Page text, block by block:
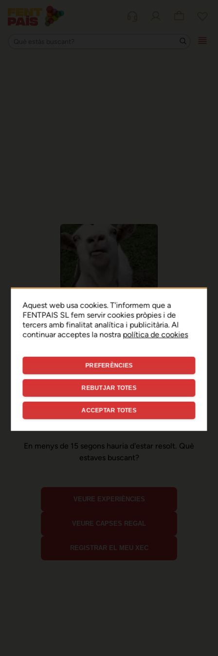
Ep, disculpa!
Sembla que hi ha hagut un
error de connexió temporal
En menys de 15 segons hauria d'estar resolt. Què
estaves buscant?
VEURE EXPERIÈNCIES
VEURE CAPSES REGAL
REGISTRAR EL MEU XEC
Aquest web usa cookies. T'informem que a
FENTPAIS SL fem servir cookies pròpies i de
tercers amb finalitat analítica i publicitària. Al
continuar acceptes la nostra política de cookies
PREFERÈNCIES
REBUTJAR TOTES
ACCEPTAR TOTES